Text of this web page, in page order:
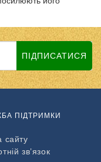
ПІДПИСАТИСЯ
ПІДТРИМКИ
сайту
зв’язок